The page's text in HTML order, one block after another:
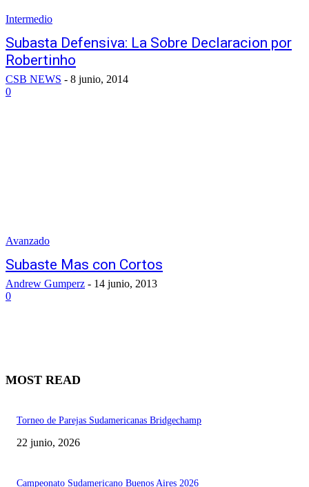
Intermedio
Subasta Defensiva: La Sobre Declaracion por
Robertinho
CSB NEWS - 8 junio, 2014
0
Avanzado
Subaste Mas con Cortos
Andrew Gumperz - 14 junio, 2013
0
MOST READ
Torneo de Parejas Sudamericanas Bridgechamp
22 junio, 2026
Campeonato Sudamericano Buenos Aires 2026